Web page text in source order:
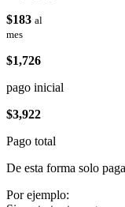
$183 al
mes
$1,726
pago inicial
$3,922
Pago total
De esta forma solo
Por ejemplo: